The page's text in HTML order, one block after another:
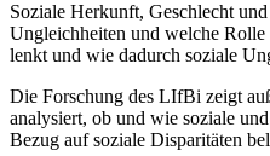
Soziale Herkunft, Geschlecht
Ungleichheiten und welche Rolle
lenkt und wie dadurch soziale
Die Forschung des LIfBi zeigt
analysiert, ob und wie soziale
Bezug auf soziale Disparitäten